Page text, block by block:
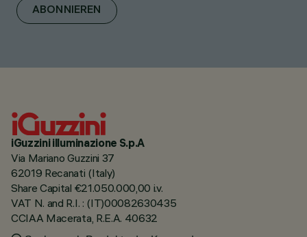
ABONNIEREN
iGuzzini illuminazione S.p.A
Via Mariano Guzzini 37
62019 Recanati (Italy)
Share Capital €21.050.000,00 i.v.
VAT N. and R.I. : (IT)00082630435
CCIAA Macerata, R.E.A. 40632